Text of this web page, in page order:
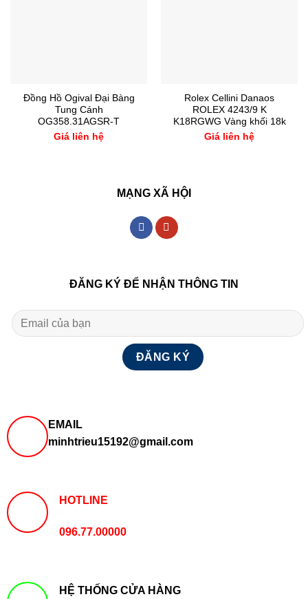
Đồng Hồ Ogival Đại Bàng
Tung Cánh
OG358.31AGSR-T
Giá liên hệ
Rolex Cellini Danaos
ROLEX 4243/9 K
K18RGWG Vàng khối 18k
Giá liên hệ
MẠNG XÃ HỘI
ĐĂNG KÝ ĐỂ NHẬN THÔNG TIN
EMAIL
minhtrieu15192@gmail.com
HOTLINE
096.77.00000
HỆ THỐNG CỬA HÀNG